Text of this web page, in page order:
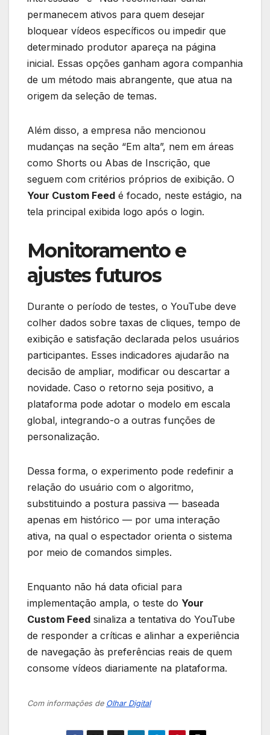
permanecem ativos para quem desejar
bloquear vídeos específicos ou impedir que
determinado produtor apareça na página
inicial. Essas opções ganham agora companhia
de um método mais abrangente, que atua na
origem da seleção de temas.
Além disso, a empresa não mencionou
mudanças na seção “Em alta”, nem em áreas
como Shorts ou Abas de Inscrição, que
seguem com critérios próprios de exibição. O
Your Custom Feed é focado, neste estágio, na
tela principal exibida logo após o login.
Monitoramento e
ajustes futuros
Durante o período de testes, o YouTube deve
colher dados sobre taxas de cliques, tempo de
exibição e satisfação declarada pelos usuários
participantes. Esses indicadores ajudarão na
decisão de ampliar, modificar ou descartar a
novidade. Caso o retorno seja positivo, a
plataforma pode adotar o modelo em escala
global, integrando-o a outras funções de
personalização.
Dessa forma, o experimento pode redefinir a
relação do usuário com o algoritmo,
substituindo a postura passiva — baseada
apenas em histórico — por uma interação
ativa, na qual o espectador orienta o sistema
por meio de comandos simples.
Enquanto não há data oficial para
implementação ampla, o teste do Your
Custom Feed sinaliza a tentativa do YouTube
de responder a críticas e alinhar a experiência
de navegação às preferências reais de quem
consome vídeos diariamente na plataforma.
Com informações de Olhar Digital